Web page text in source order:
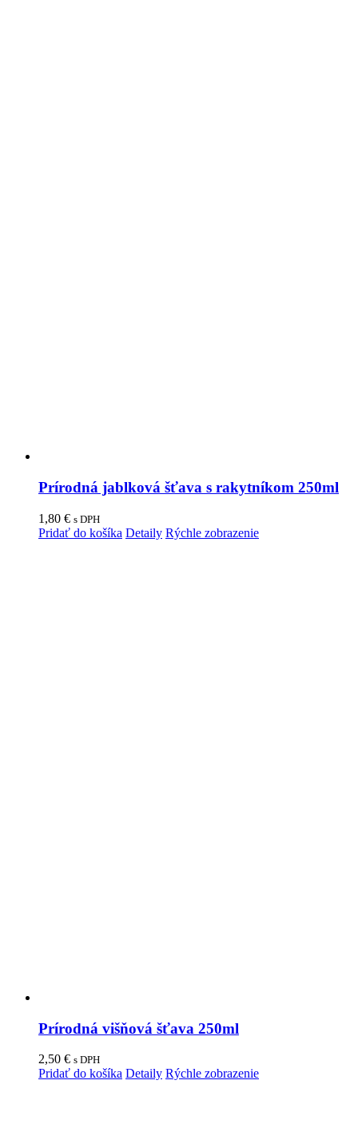
Prírodná jablková šťava s rakytníkom 250ml
1,80 € s DPH
Pridať do košíka Detaily Rýchle zobrazenie
Prírodná višňová šťava 250ml
2,50 € s DPH
Pridať do košíka Detaily Rýchle zobrazenie